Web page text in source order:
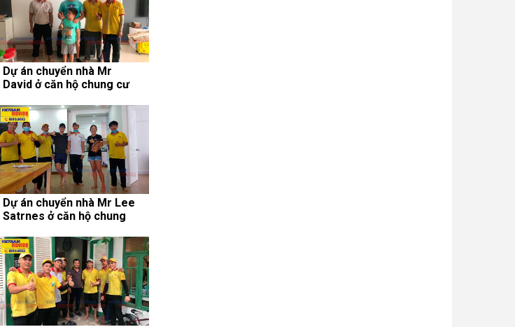
Dự án chuyển nhà Mr
David ở căn hộ chung cư
Dự án chuyển nhà Mr Lee
Satrnes ở căn hộ chung